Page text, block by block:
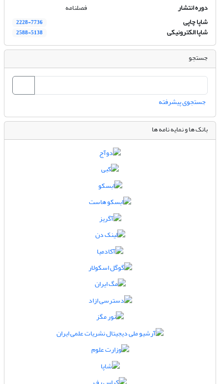
دوره انتشار
فصلنامه
شاپا چاپی
2228-7736
شاپا الکترونیکی 2588-5138
جستجو
جستجوی پیشرفته
بانک ها و نمایه نامه ها